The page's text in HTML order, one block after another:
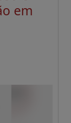
em